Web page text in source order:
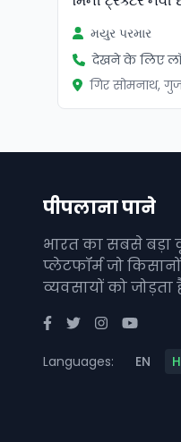
મયુર પરમાર
देखने के लिए
गिर सोमनाथ,
पीपलाना पाने
भारत का सबसे बड़ा
प्लेटफॉर्म जो
व्यवसायों को जोड़ता
Languages: EN